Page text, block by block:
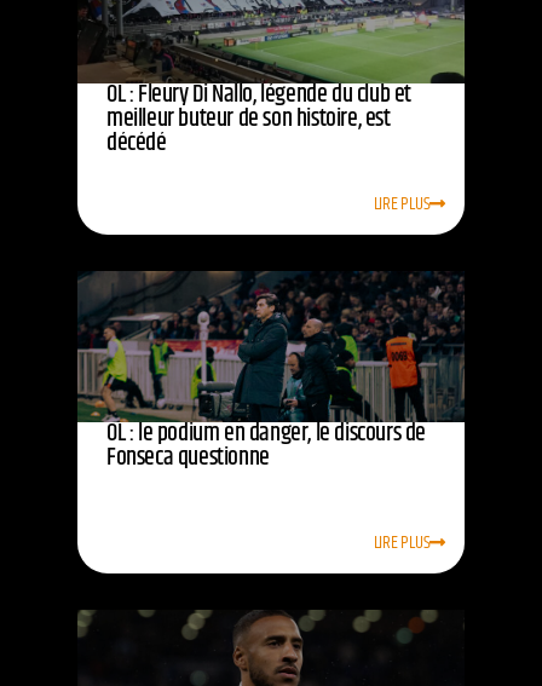
OL : Fleury Di Nallo, légende du club et
meilleur buteur de son histoire, est
décédé
LIRE PLUS
OL : le podium en danger, le discours de
Fonseca questionne
LIRE PLUS